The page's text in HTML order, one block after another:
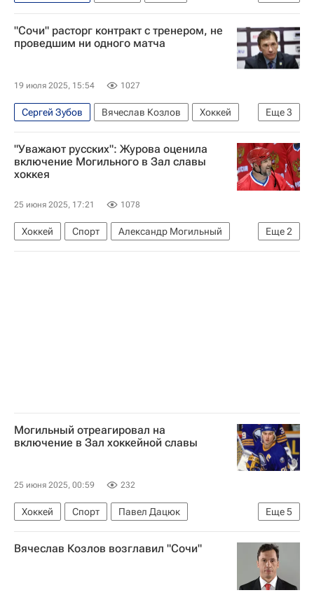
Джефф Монсон
Даллас Старз
Национальная хоккейная лига (НХЛ)
"Сочи" расторг контракт с тренером, не
проведшим ни одного матча
19 июля 2025, 15:54 1027
Еще3
Сергей Зубов Вячеслав Козлов
Хоккей
КХЛ 2025-2026
Александр Савченков
Спорт
"Уважают русских": Журова оценила
включение Могильного в Зал славы
хоккея
25 июня 2025, 17:21 1078
Еще2
Хоккей Спорт
Александр Могильный
Светлана Журова
Могильный отреагировал на
включение в Зал хоккейной славы
25 июня 2025, 00:59 232
Еще5
Хоккей Спорт
Павел Дацюк
Сергей Федоров
Нью-Джерси Девилз
Баффало Сейбрз
Вячеслав Козлов возглавил "Сочи"